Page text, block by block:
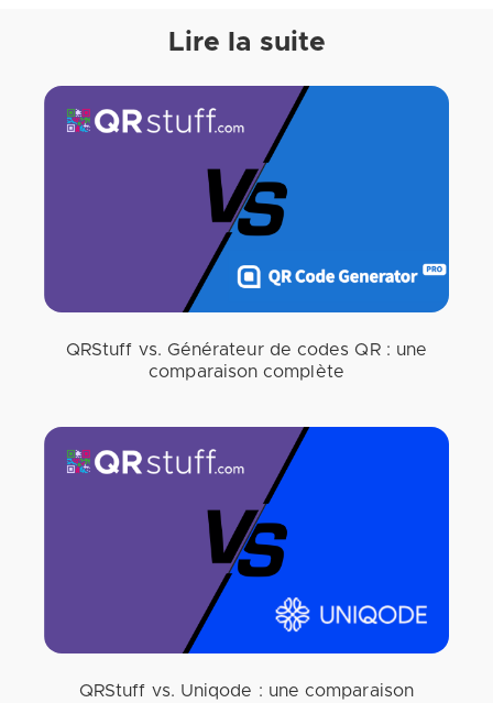
Lire la suite
QRStuff vs. Générateur de codes QR : une
comparaison complète
QRStuff vs. Uniqode : une comparaison